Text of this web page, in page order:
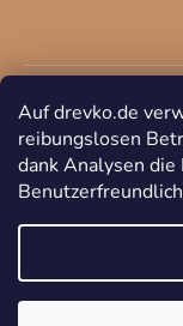
Auf drevko.de
reibungslosen
dank Analysen
Copyright 2026